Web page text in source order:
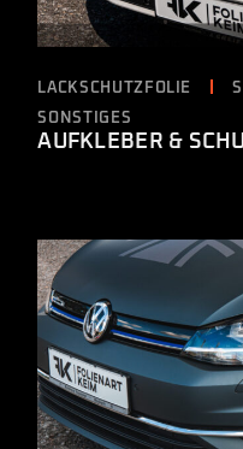
LACKSCHUTZFOLIE
SONSTIGES
AUFKLEBER &